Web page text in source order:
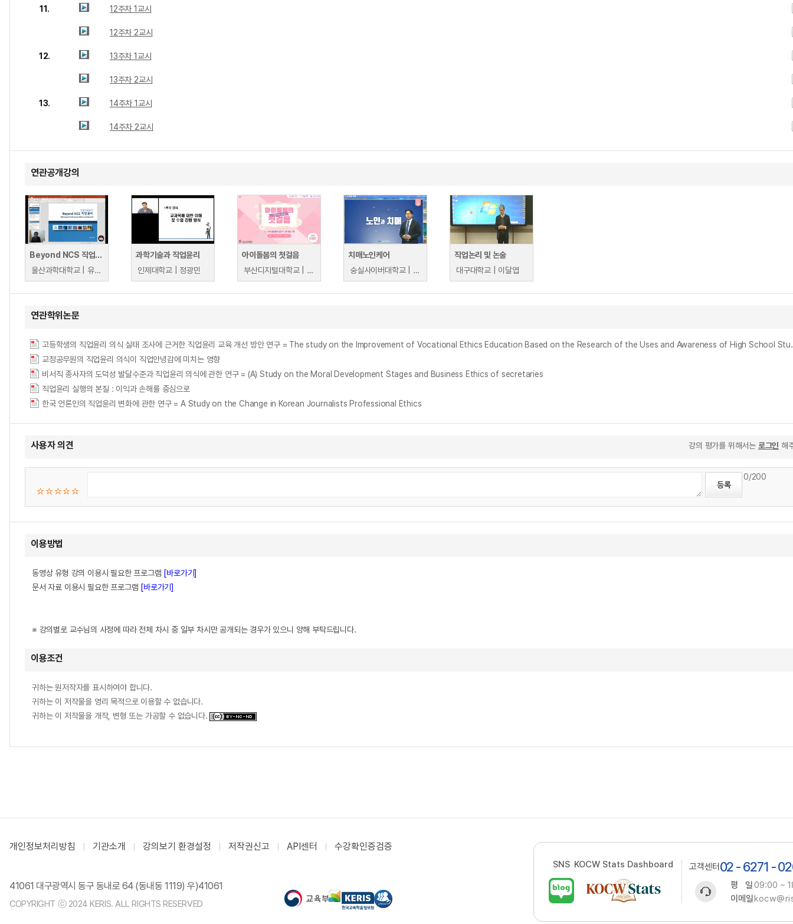
11. 12주차 1교시
12주차 2교시
12. 13주차 1교시
13주차 2교시
13. 14주차 1교시
14주차 2교시
연관공개강의
Beyond NCS 직업윤리
울산과학대학교 | 유영국
과학기술과 직업윤리
인제대학교 | 정광민
아이돌봄의 첫걸음
부산디지털대학교 | 남현숙
치매노인케어
숭실사이버대학교 | 조문기
직업논리 및 논술
대구대학교 | 이달엽
연관학위논문
고등학생의 직업윤리 의식 실태 조사에 근거한
교정공무원의 직업윤리 의식이 직업안녕감에 미치는 영향
비서직 종사자의 도덕성 발달수준과 직업윤리 의식에 관한 연구 = (A) Study on the Moral Development Stages and Business Ethics of secretaries
직업윤리 실행의 본질 : 이익과 손해를 중심으로
한국 언론인의 직업윤리 변화에 관한 연구 = A Study on the Change in Korean Journalists Professional Ethics
사용자 의견 강의 평가를 위해서는 로그인 해
0/200
이용방법
동영상 유형 강의 이용시 필요한 프로그램 [바로가기]
문서 자료 이용시 필요한 프로그램 [바로가기]
※ 강의별로 교수님의 사정에 따라 전체 차시 중 일부 차시만 공개되는 경우가 있으니 양해 부탁드립니다.
이용조건
귀하는 원저작자를 표시하여야 합니다.
귀하는 이 저작물을 영리 목적으로 이용할 수 없습니다.
귀하는 이 저작물을 개작, 변형 또는 가공할 수 없습니다.
개인정보처리방침 기관소개 강의보기 환경설정 저작권신고 API센터 수강확인증검증
41061 대구광역시 동구 동내로 64 (동내동 1119) 우)41061
COPYRIGHT ⓒ 2024 KERIS. ALL RIGHTS RESERVED
SNS KOCW Stats Dashboard 고객센터 02 - 6271 -
평 일09:00 ~
이메일